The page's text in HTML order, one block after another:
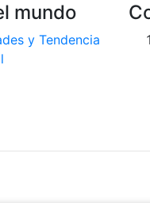
mundo
y Tendencia